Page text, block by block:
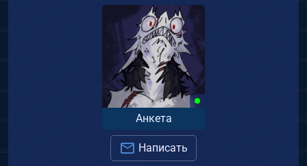
Анкета
Написать